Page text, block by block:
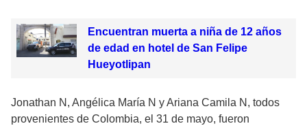
Encuentran muerta a niña de 12 años
de edad en hotel de San Felipe
Hueyotlipan
Jonathan N, Angélica María N y Ariana Camila N, todos
provenientes de Colombia, el 31 de mayo, fueron